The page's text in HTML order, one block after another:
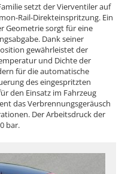
setzt der Vierventiler auf
Rail-Direkteinspritzung. Ein
Geometrie sorgt für eine
Dank seiner
gewährleistet der
und Dichte der
für die automatische
des eingespritzten
den Einsatz im Fahrzeug
das Verbrennungsgeräusch
Der Arbeitsdruck der
bar.